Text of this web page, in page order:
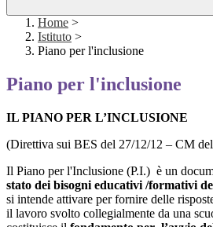
Home >
Istituto >
Piano per l'inclusione
Piano per l'inclusione
IL PIANO PER L’INCLUSIONE
(Direttiva sui BES del 27/12/12 – CM
Il Piano per l'Inclusione (P.I.) è un
stato dei bisogni educativi /formativi
si intende attivare per fornire delle
il lavoro svolto collegialmente da una